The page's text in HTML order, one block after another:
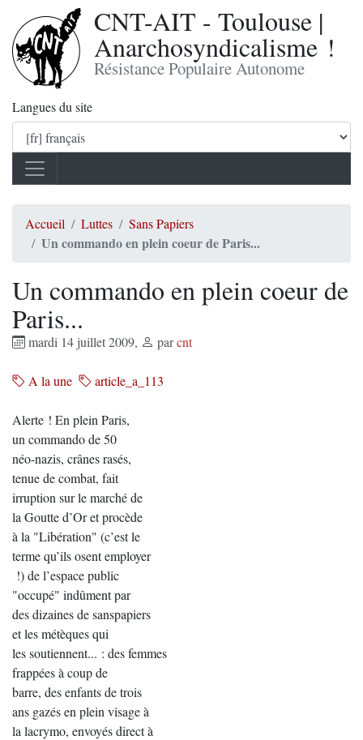
CNT-AIT - Toulouse |
Anarchosyndicalisme !
Résistance Populaire Autonome
Langues du site
Accueil Luttes Sans Papiers
Un commando en plein coeur de Paris...
Un commando en plein coeur de
Paris...
mardi 14 juillet 2009, parcnt
A la une article_a_113
Alerte ! En plein Paris,
un commando de 50
néo-nazis, crânes rasés,
tenue de combat, fait
irruption sur le marché de
la Goutte d’Or et procède
à la "Libération" (c’est le
terme qu’ils osent employer
!) de l’espace public
"occupé" indûment par
des dizaines de sanspapiers
et les métèques qui
les soutiennent... : des femmes
frappées à coup de
barre, des enfants de trois
ans gazés en plein visage à
la lacrymo, envoyés direct à